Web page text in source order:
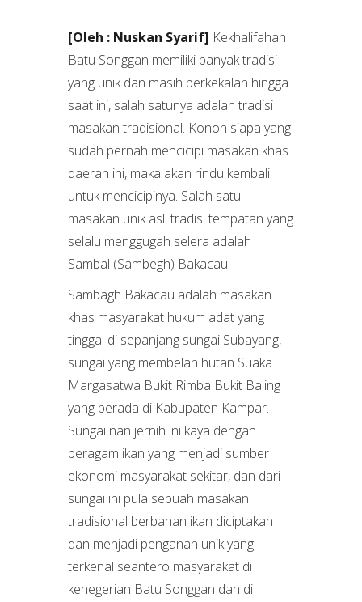
[Oleh : Nuskan Syarif] Kekhalifahan
Batu Songgan memiliki banyak tradisi
yang unik dan masih berkekalan hingga
saat ini, salah satunya adalah tradisi
masakan tradisional. Konon siapa yang
sudah pernah mencicipi masakan khas
daerah ini, maka akan rindu kembali
untuk mencicipinya. Salah satu
masakan unik asli tradisi tempatan yang
selalu menggugah selera adalah
Sambal (Sambegh) Bakacau.
Sambagh Bakacau adalah masakan
khas masyarakat hukum adat yang
tinggal di sepanjang sungai Subayang,
sungai yang membelah hutan Suaka
Margasatwa Bukit Rimba Bukit Baling
yang berada di Kabupaten Kampar.
Sungai nan jernih ini kaya dengan
beragam ikan yang menjadi sumber
ekonomi masyarakat sekitar, dan dari
sungai ini pula sebuah masakan
tradisional berbahan ikan diciptakan
dan menjadi penganan unik yang
terkenal seantero masyarakat di
kenegerian Batu Songgan dan di